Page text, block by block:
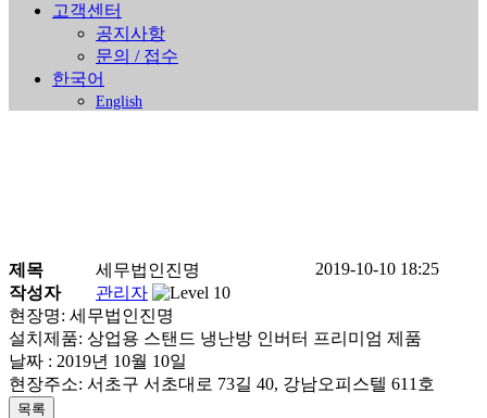
고객센터
공지사항
문의 / 접수
한국어
English
진행중인 현장안내
Home>진행중인 현장안내
제목 세무법인진명
2019-10-10 18:25
작성자
관리자
현장명: 세무법인진명
설치제품: 상업용 스탠드 냉난방 인버터 프리미엄 제품
날짜 : 2019년 10월 10일
현장주소: 서초구 서초대로 73길 40, 강남오피스텔 611호
목록